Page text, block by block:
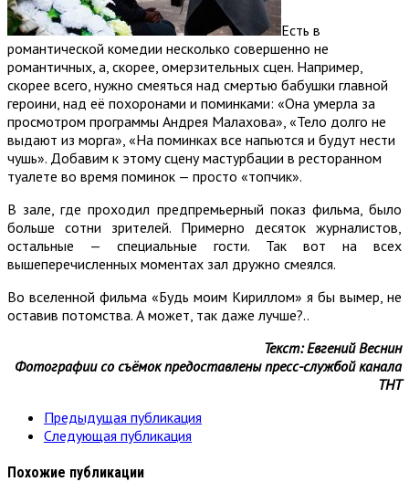
Есть в
романтической комедии несколько совершенно не
романтичных, а, скорее, омерзительных сцен. Например,
скорее всего, нужно смеяться над смертью бабушки главной
героини, над её похоронами и поминками: «Она умерла за
просмотром программы Андрея Малахова», «Тело долго не
выдают из морга», «На поминках все напьются и будут нести
чушь». Добавим к этому сцену мастурбации в ресторанном
туалете во время поминок — просто «топчик».
В зале, где проходил предпремьерный показ фильма, было
больше сотни зрителей. Примерно десяток журналистов,
остальные — специальные гости. Так вот на всех
вышеперечисленных моментах зал дружно смеялся.
Во вселенной фильма «Будь моим Кириллом» я бы вымер, не
оставив потомства. А может, так даже лучше?..
Текст: Евгений Веснин
Фотографии со съёмок предоставлены пресс-службой канала
ТНТ
Предыдущая публикация
Следующая публикация
Похожие публикации